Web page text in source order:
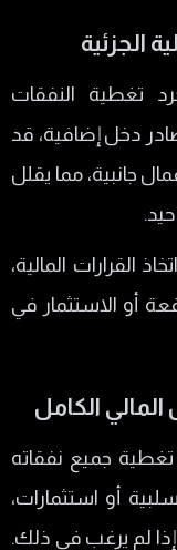
الجزئية
تغطية النفقات
دخل إضافية، قد
جانبية، مما يقلل
القرارات المالية،
أو الاستثمار في
الكامل
جميع نفقاته
أو استثمارات،
لم يرغب في ذلك.